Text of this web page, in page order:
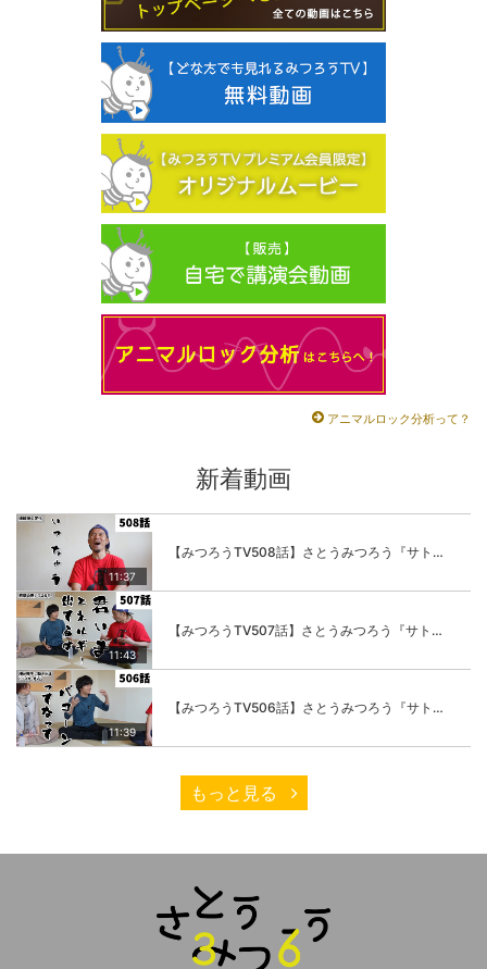
アニマルロック分析って？
新着動画
11:37
【みつろうTV508話】さとうみつろう『サトレル男塾』編④「“毎日”が変わります。楽しく」
11:43
【みつろうTV507話】さとうみつろう『サトレル男塾』編③「快楽は“自分のカラダの内側”にしかない」
11:39
【みつろうTV506話】さとうみつろう『サトレル男塾』編②「不思議な棒をお尻に…」
もっと見る